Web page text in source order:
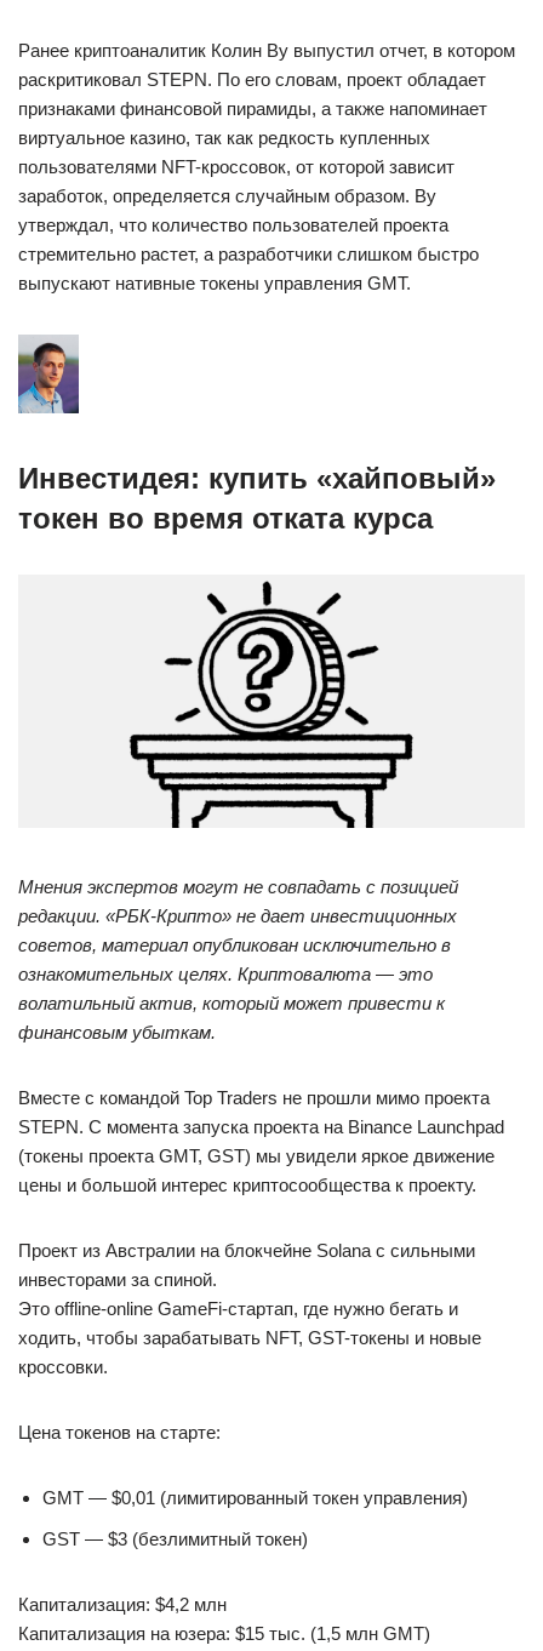
Ранее криптоаналитик Колин Ву выпустил отчет, в котором
раскритиковал STEPN. По его словам, проект обладает
признаками финансовой пирамиды, а также напоминает
виртуальное казино, так как редкость купленных
пользователями NFT-кроссовок, от которой зависит
заработок, определяется случайным образом. Ву
утверждал, что количество пользователей проекта
стремительно растет, а разработчики слишком быстро
выпускают нативные токены управления GMT.
Инвестидея: купить «хайповый»
токен во время отката курса
Мнения экспертов могут не совпадать с позицией
редакции. «РБК-Крипто» не дает инвестиционных
советов, материал опубликован исключительно в
ознакомительных целях. Криптовалюта — это
волатильный актив, который может привести к
финансовым убыткам.
Вместе с командой Top Traders не прошли мимо проекта
STEPN. С момента запуска проекта на Binance Launchpad
(токены проекта GMT, GST) мы увидели яркое движение
цены и большой интерес криптосообщества к проекту.
Проект из Австралии на блокчейне Solana с сильными
инвесторами за спиной.
Это offline-online GameFi-стартап, где нужно бегать и
ходить, чтобы зарабатывать NFT, GST-токены и новые
кроссовки.
Цена токенов на старте:
GMT — $0,01 (лимитированный токен управления)
GST — $3 (безлимитный токен)
Капитализация: $4,2 млн
Капитализация на юзера: $15 тыс. (1,5 млн GMT)